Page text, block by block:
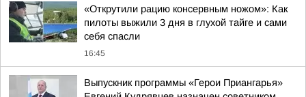
«Открутили рацию консервным ножом»: Как
пилоты выжили 3 дня в глухой тайге и сами
себя спасли
16:45
Выпускник программы «Герои Приангарья»